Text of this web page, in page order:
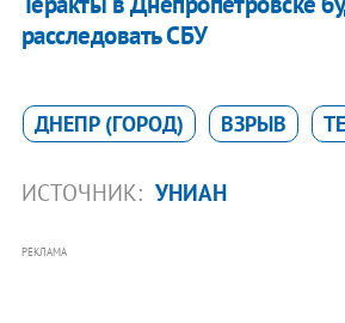
расследовать СБУ
ДНЕПР (ГОРОД) ВЗРЫВ
ИСТОЧНИК: УНИАН
РЕКЛАМА